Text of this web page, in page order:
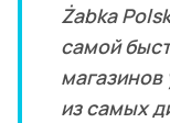
Żabka
самой
из самых